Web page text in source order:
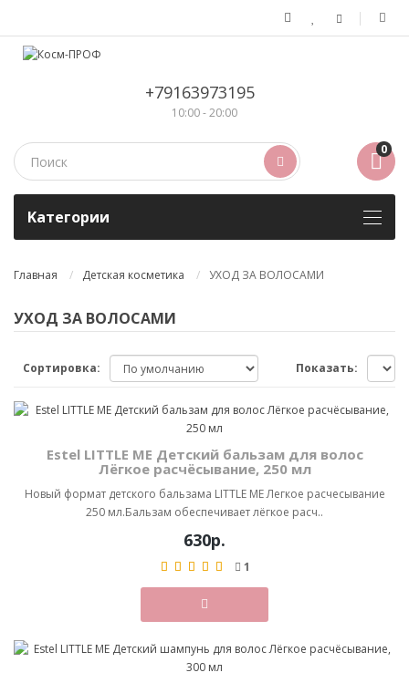
+79163973195
10:00 - 20:00
0
Kатегории
Главная Детская косметика УХОД ЗА ВОЛОСАМИ
УХОД ЗА ВОЛОСАМИ
Сортировка: Показать:
Estel LITTLE ME Детский бальзам для волос
Лёгкое расчёсывание, 250 мл
Новый формат детского бальзама LITTLE ME Легкое расчесывание
250 мл.Бальзам обеспечивает лёгкое расч..
630р.
1